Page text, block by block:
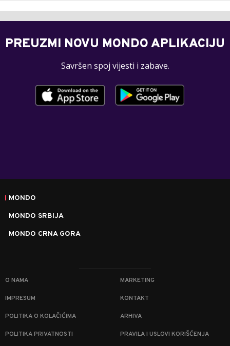
PREUZMI NOVU MONDO APLIKACIJU
Savršen spoj vijesti i zabave.
MONDO
MONDO SRBIJA
MONDO CRNA GORA
O NAMA MARKETING
IMPRESUM KONTAKT
POLITIKA O KOLAČIĆIMA ARHIVA
POLITIKA PRIVATNOSTI PRAVILA I USLOVI KORIŠĆENJA